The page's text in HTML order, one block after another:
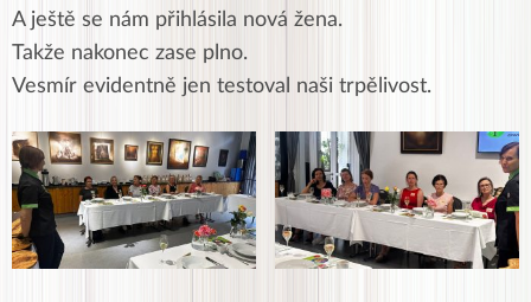
A ještě se nám přihlásila nová žena.
Takže nakonec zase plno.
Vesmír evidentně jen testoval naši trpělivost.